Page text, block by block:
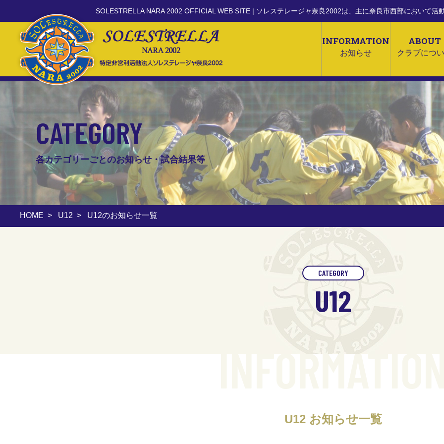
SOLESTRELLA NARA 2002 OFFICIAL WEB SITE | ソレステレージャ奈良2002は、主に奈良市西部において活
INFORMATION
お知らせ
ABOUT
クラブにつ
CATEGORY
各カテゴリーごとのお知らせ・試合結果等
HOME > U12 > U12のお知らせ一覧
CATEGORY
U12
U12 お知らせ一覧